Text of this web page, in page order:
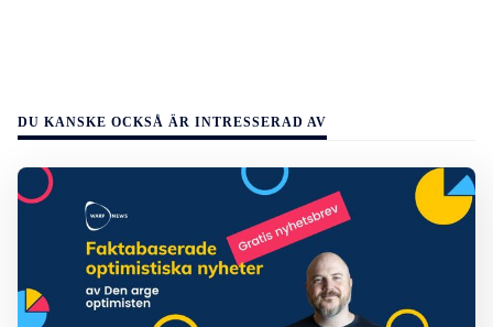
DU KANSKE OCKSÅ ÄR INTRESSERAD AV